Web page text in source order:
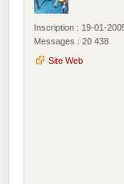
Inscription : 19-01-
Messages : 20 438
Site Web